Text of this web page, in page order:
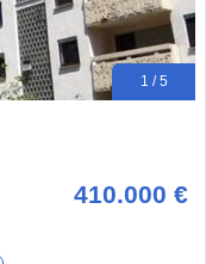
1 / 5
410.000 €